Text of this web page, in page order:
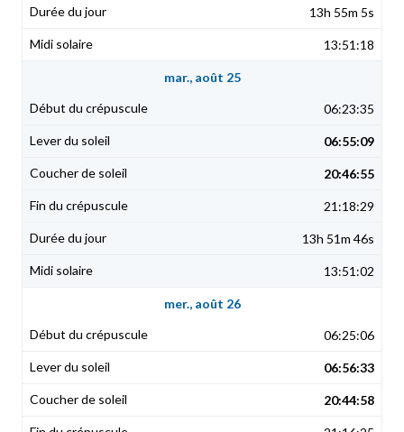
13h 55m 5s
13:51:18
mar., août 25
06:23:35
06:55:09
20:46:55
21:18:29
13h 51m 46s
13:51:02
mer., août 26
06:25:06
06:56:33
20:44:58